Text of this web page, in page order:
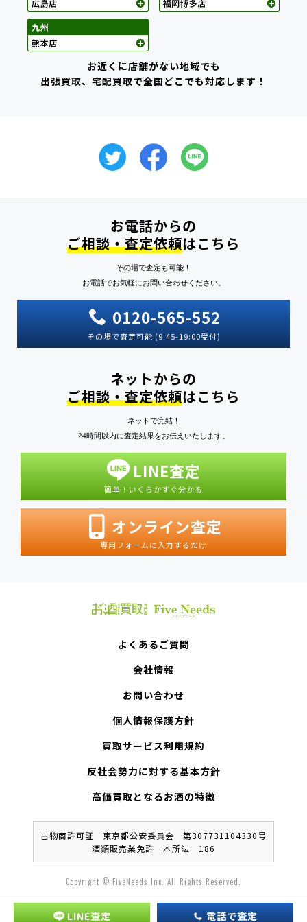
お近くに店舗がない地域でも
出張買取、宅配買取で全国どこでも対応します！
お電話からの
ご相談・査定依頼はこちら
その場で査定も可能！
お電話でお気軽にお問い合わせください。
0120-565-552
その場で査定可能 (9:45-19:00受付)
ネットからの
ご相談・査定依頼はこちら
ネットで完結！
24時間以内に査定結果をお伝えいたします。
LINE査定
簡単！いくらかすぐ分かる
オンライン査定
専用フォームに入力するだけ
よくあるご質問
会社情報
お問い合わせ
個人情報保護方針
買取サービス利用規約
反社会勢力に対する基本方針
高価買取となるお酒の特徴
古物商許可証 東京都公安委員会 第307731104330号
酒類販売業免許 本所法 186
Copyright © FiveNeeds Inc. All Rights Reserved.
LINE査定 電話で査定